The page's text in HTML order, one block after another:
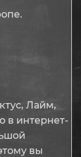
Лайм,
в интернет-
вы